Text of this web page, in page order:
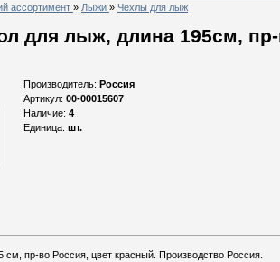
ассортимент » Лыжи » Чехлы для лыж
для лыж, длина 195см,
Производитель: Россия
Артикул: 00-00015607
Наличие: 4
Единица: шт.
пр-во Россия, цвет красный. Производство Россия.